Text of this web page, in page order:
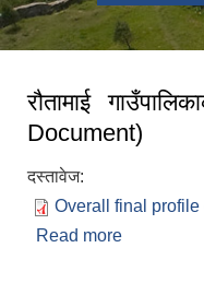
रौतामाई
Document)
दस्तावेज:
Overall final
Read more